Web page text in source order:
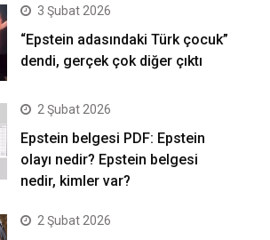
3 Şubat 2026
“Epstein adasındaki Türk çocuk”
dendi, gerçek çok diğer çıktı
2 Şubat 2026
Epstein belgesi PDF: Epstein
olayı nedir? Epstein belgesi
nedir, kimler var?
2 Şubat 2026